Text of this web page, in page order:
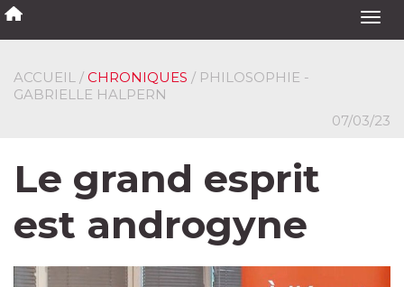
ACCUEIL / CHRONIQUES / PHILOSOPHIE -
GABRIELLE HALPERN
07/03/23
Le grand esprit
est androgyne